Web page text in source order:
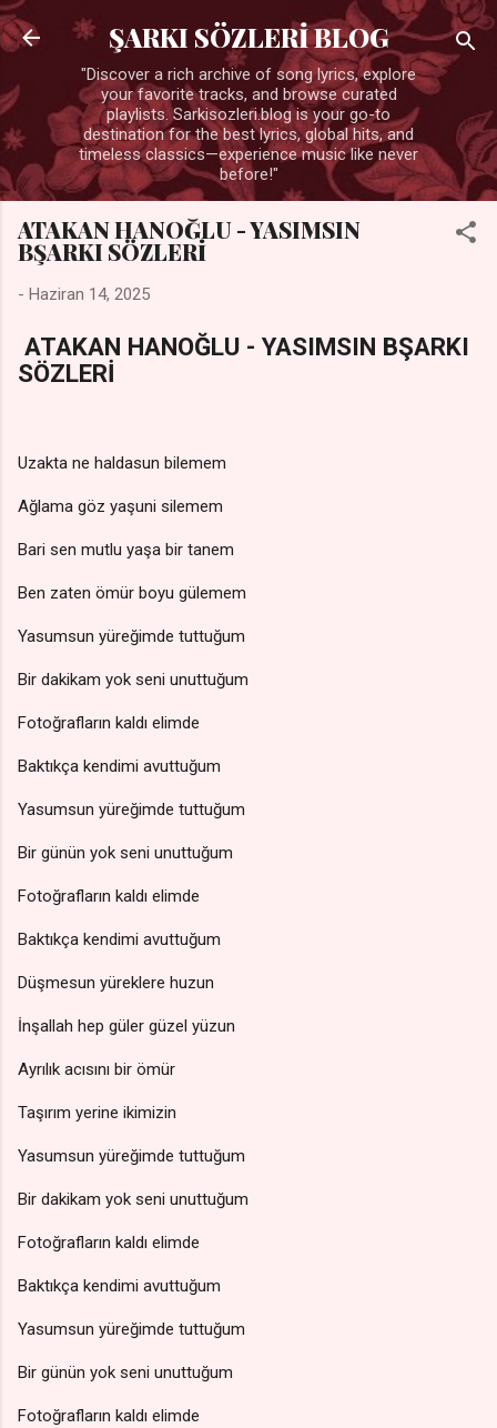
Ana içeriğe atla
ŞARKI SÖZLERİ BLOG
"Discover a rich archive of song lyrics, explore
your favorite tracks, and browse curated
playlists. Sarkisozleri.blog is your go-to
destination for the best lyrics, global hits, and
timeless classics—experience music like never
before!"
ATAKAN HANOĞLU - YASIMSIN
BŞARKI SÖZLERİ
- Haziran 14, 2025
ATAKAN HANOĞLU - YASIMSIN BŞARKI
SÖZLERİ
Uzakta ne haldasun bilemem
Ağlama göz yaşuni silemem
Bari sen mutlu yaşa bir tanem
Ben zaten ömür boyu gülemem
Yasumsun yüreğimde tuttuğum
Bir dakikam yok seni unuttuğum
Fotoğrafların kaldı elimde
Baktıkça kendimi avuttuğum
Yasumsun yüreğimde tuttuğum
Bir günün yok seni unuttuğum
Fotoğrafların kaldı elimde
Baktıkça kendimi avuttuğum
Düşmesun yüreklere huzun
İnşallah hep güler güzel yüzun
Ayrılık acısını bir ömür
Taşırım yerine ikimizin
Yasumsun yüreğimde tuttuğum
Bir dakikam yok seni unuttuğum
Fotoğrafların kaldı elimde
Baktıkça kendimi avuttuğum
Yasumsun yüreğimde tuttuğum
Bir günün yok seni unuttuğum
Fotoğrafların kaldı elimde